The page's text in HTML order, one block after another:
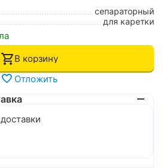
сепараторный
для каретки
В корзину
Отложить